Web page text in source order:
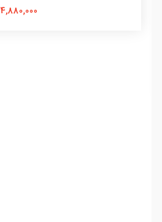
4,880,000 تومان